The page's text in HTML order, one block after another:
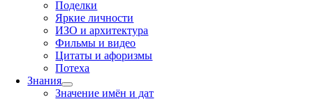
Поделки
Яркие личности
ИЗО и архитектура
Фильмы и видео
Цитаты и афоризмы
Потеха
Знания
Значение имён и дат